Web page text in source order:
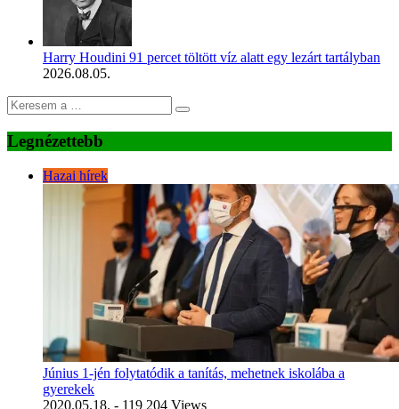
Harry Houdini 91 percet töltött víz alatt egy lezárt tartályban
2026.08.05.
Legnézettebb
Hazai hírek
Június 1-jén folytatódik a tanítás, mehetnek iskolába a
gyerekek
2020.05.18. - 119 204 Views